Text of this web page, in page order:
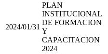
2024/01/31
PLAN
INSTITUCIONAL
DE FORMACION
Y
CAPACITACION
2024